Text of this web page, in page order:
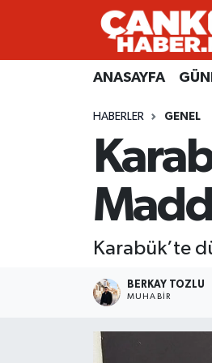
ANASAYFA
HABERLER GENEL
Karabük’te
BERKAY TOZLU
MUHABIR
ANASAYFA
RESMİ İLANLAR
Künye
Gizlilik Sözleşmesi
BİYOGRAFİLER
GÜNDEM
kimdir-nedir-nasil
Merkez Hava Durumu
Süper Lig Puan Durumu ve
Tüm Manşetler